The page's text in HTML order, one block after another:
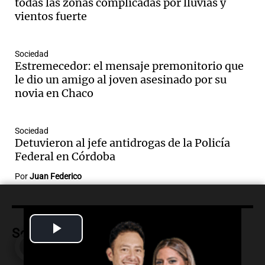
Video
Ahora país
Episodios
candidato a gobernador de Mendoza
para 2027
Panorama Federal
Episodios
del paso internacional por intenso
temporal de nieve en la alta montaña
Panorama Federal
Audio.Consejo Deliberante de San
tras explosión mortal en edificio
Panorama Federal
Episodios
Consejo Deliberante de San
vientos fuerte
Sociedad
Estremecedor: el mensaje premonitorio que
le dio un amigo al joven asesinado por su
novia en Chaco
Sociedad
Detuvieron al jefe antidrogas de la Policía
Federal en Córdoba
PorJuan Federico
Sociedad